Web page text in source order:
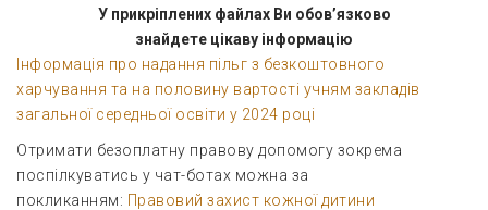
У прикріплених файлах Ви обов’язково
знайдете цікаву інформацію
Інформація про надання пільг з безкоштовного
харчування та на половину вартості учням закладів
загальної середньої освіти у 2024 році
Отримати безоплатну правову допомогу зокрема
поспілкуватись у чат-ботах можна за
покликанням: Правовий захист кожної дитини